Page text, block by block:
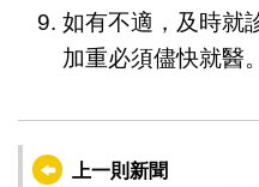
如有不適，及時就
加重必須儘快就醫。
上一則新聞